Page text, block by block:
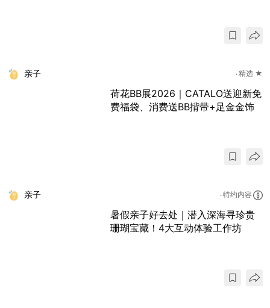
亲子 精选 ★
荷花BB展2026｜CATALO送迎新免
费福袋、消费送BB揹带+足金金饰
亲子 特约内容
暑假亲子好去处｜潜入深海寻珍贵
珊瑚宝藏！4大互动体验工作坊